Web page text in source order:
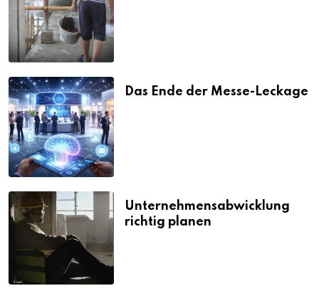
Das Ende der Messe-Leckage
Unternehmensabwicklung
richtig planen